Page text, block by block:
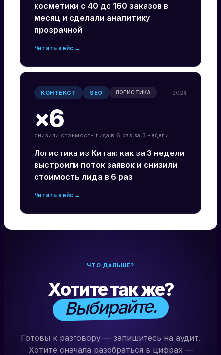
косметики с 40 до 160 заказов в
месяц и сделали аналитику
прозрачной
Читать кейс →
КОНТЕКСТ SEO ЛОГИСТИКА 2024
×6
снизили стоимость лида в 6 раз за 3 недели
Логистика из Китая: как за 3 недели
выстроили поток заявок и снизили
стоимость лида в 6 раз
Читать кейс →
ЧТО ДАЛЬШЕ?
Хотите так же?
Выбирайте.
Готовы к разговору — запишитесь на аудит.
Хотите сначала разобраться в цифрах —